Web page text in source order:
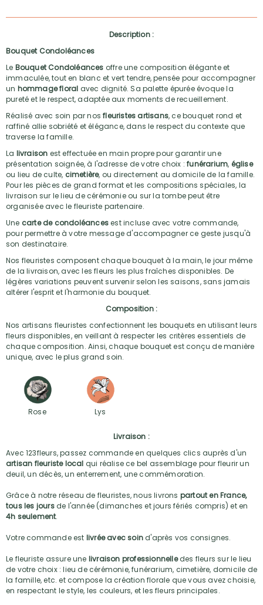
Description :
Bouquet Condoléances
Le Bouquet Condoléances offre une composition élégante et
immaculée, tout en blanc et vert tendre, pensée pour accompagner
un hommage floral avec dignité. Sa palette épurée évoque la
pureté et le respect, adaptée aux moments de recueillement.
Réalisé avec soin par nosfleuristes artisans, ce bouquet rond et
raffiné allie sobriété et élégance, dans le respect du contexte que
traverse la famille.
La livraison est effectuée en main propre pour garantir une
présentation soignée, à l'adresse de votre choix :funérarium, église
ou lieu de culte, cimetière, ou directement au domicile de la famille.
Pour les pièces de grand format et les compositions spéciales, la
livraison sur le lieu de cérémonie ou sur la tombe peut être
organisée avec le fleuriste partenaire.
Une carte de condoléancesest incluse avec votre commande,
pour permettre à votre message d'accompagner ce geste jusqu'à
son destinataire.
Nos fleuristes composent chaque bouquet à la main, le jour même
de la livraison, avec les fleurs les plus fraîches disponibles. De
légères variations peuvent survenir selon les saisons, sans jamais
altérer l'esprit et l'harmonie du bouquet.
Composition :
Nos artisans fleuristes confectionnent les bouquets en utilisant leurs
fleurs disponibles, en veillant à respecter les critères essentiels de
chaque composition. Ainsi, chaque bouquet est conçu de manière
unique, avec le plus grand soin.
Rose Lys
Livraison :
Avec 123fleurs, passez commande en quelques clics auprès d'un
artisan fleuriste local qui réalise ce bel assemblage pour fleurir un
deuil, un décès, un enterrement, une commémoration.
Grâce à notre réseau de fleuristes, nous livrons partout en France,
tous les joursde l'année (dimanches et jours fériés compris) et en
4h seulement.
Votre commande est livrée avec soind'après vos consignes.
Le fleuriste assure une livraison professionnelledes fleurs sur le lieu
de votre choix : lieu de cérémonie, funérarium, cimetière, domicile de
la famille, etc. et compose la création florale que vous avez choisie,
en respectant le style, les couleurs, et les fleurs principales.